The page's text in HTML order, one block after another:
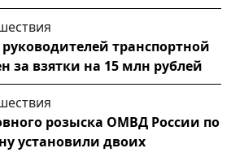
транспортной
за взятки на 15 млн рублей
розыска ОМВД России по
установили двоих